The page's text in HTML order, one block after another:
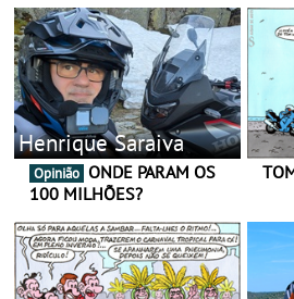
Henrique Saraiva
Opinião
100 MILHÕES?